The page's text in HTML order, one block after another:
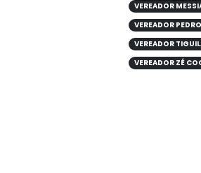
VEREADOR
VEREADOR
VEREADOR
VEREADOR ZÉ